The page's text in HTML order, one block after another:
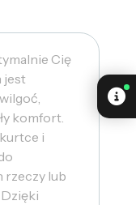
Cię
jest
komfort.
i
rzeczy lub